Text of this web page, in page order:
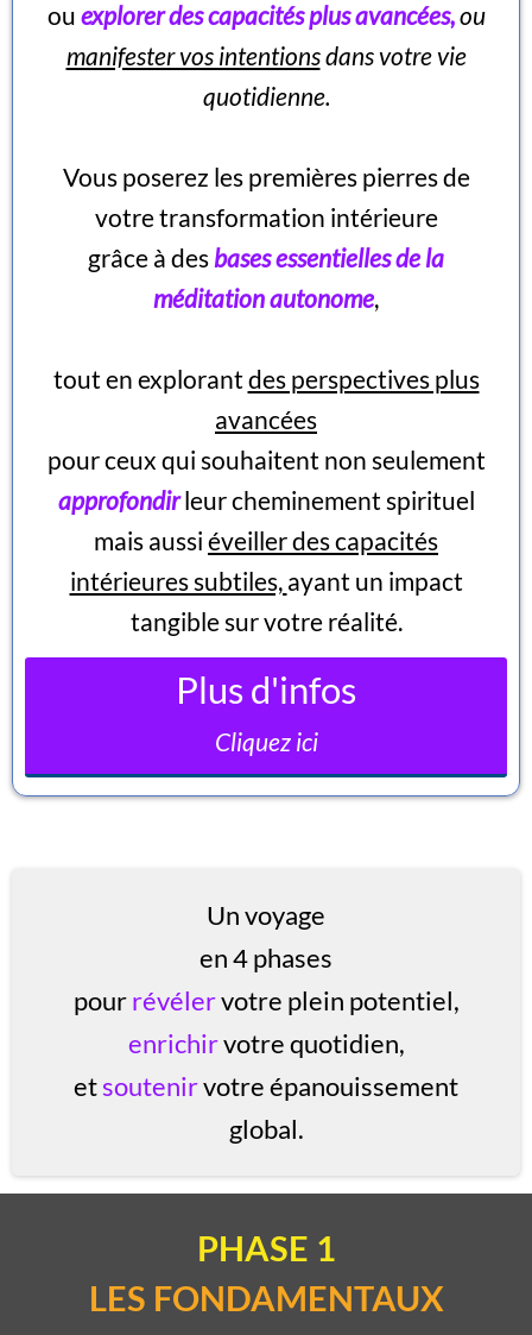
ou explorer des capacités plus avancées,ou
manifester vos intentionsdans votre vie
quotidienne.
Vous poserez les premières pierres de
votre transformation intérieure
grâce à des bases essentielles de la
méditation autonome,
tout en explorant des perspectives plus
avancées
pour ceux qui souhaitent non seulement
approfondirleur cheminement spirituel
mais aussi éveiller des capacités
intérieures subtiles, ayant un impact
tangible sur votre réalité.
Plus d'infos
Cliquez ici
Un voyage
en 4 phases
pourrévélervotre plein potentiel,
enrichirvotre quotidien,
etsoutenirvotre épanouissement
global.
PHASE 1
LES FONDAMENTAUX